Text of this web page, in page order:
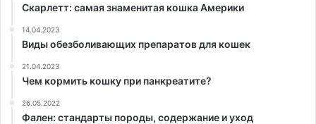
Скарлетт: самая знаменитая кошка Америки
14.04.2023
Виды обезболивающих препаратов для кошек
21.04.2023
Чем кормить кошку при панкреатите?
26.05.2022
Фален: стандарты породы, содержание и уход